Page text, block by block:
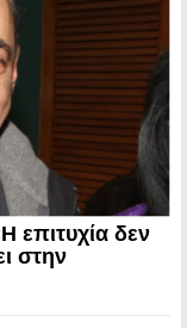
επιτυχία δεν
στην